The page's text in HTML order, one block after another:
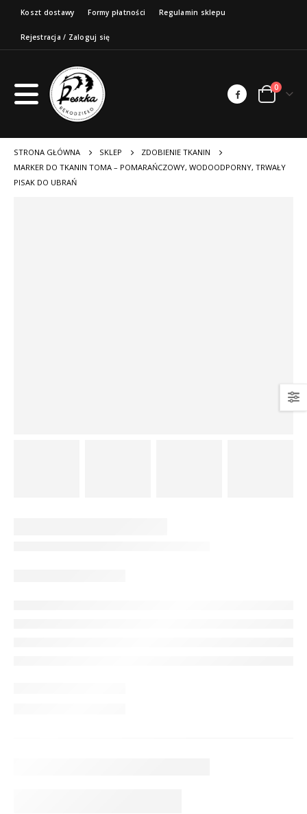
Koszt dostawy Formy płatności Regulamin sklepu
Rejestracja / Zaloguj się
0
STRONA GŁÓWNA SKLEP
ZDOBIENIE TKANIN
MARKER DO TKANIN TOMA – POMARAŃCZOWY, WODOODPORNY, TRWAŁY
PISAK DO UBRAŃ